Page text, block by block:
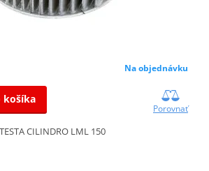
Na objednávku
košíka
Porovnať
TESTA CILINDRO LML 150